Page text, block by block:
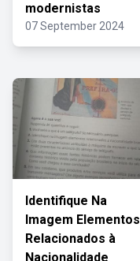
modernistas
07 September 2024
Identifique Na
Imagem Elementos
Relacionados à
Nacionalidade